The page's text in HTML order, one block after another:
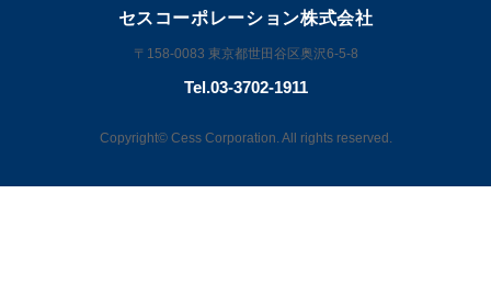
セスコーポレーション株式会社
〒158-0083 東京都世田谷区奥沢6-5-8
Tel.03-3702-1911
Copyright© Cess Corporation. All rights reserved.